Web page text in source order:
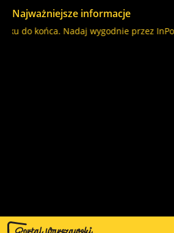
Najważniejsze informacje
końca. Nadaj wygodnie przez InPost